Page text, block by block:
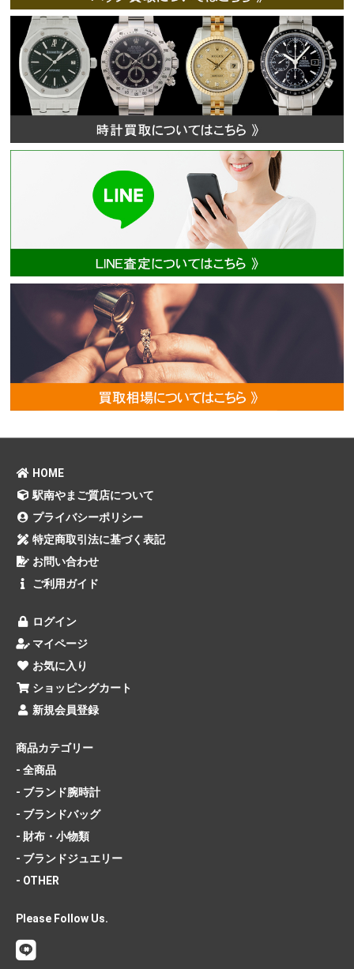
HOME
駅南やまご質店について
プライバシーポリシー
特定商取引法に基づく表記
お問い合わせ
ご利用ガイド
ログイン
マイページ
お気に入り
ショッピングカート
新規会員登録
商品カテゴリー
- 全商品
- ブランド腕時計
- ブランドバッグ
- 財布・小物類
- ブランドジュエリー
- OTHER
Please Follow Us.